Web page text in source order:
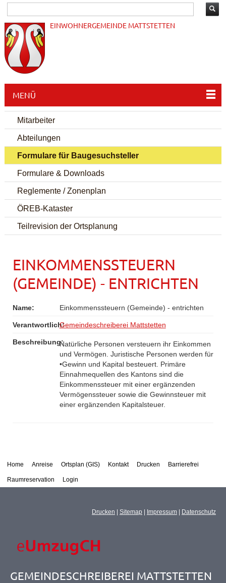
EINWOHNERGEMEINDE MATTSTETTEN
MENÜ
Mitarbeiter
Abteilungen
Formulare für Baugesuchsteller
Formulare & Downloads
Reglemente / Zonenplan
ÖREB-Kataster
Teilrevision der Ortsplanung
EINKOMMENSSTEUERN
(GEMEINDE) - ENTRICHTEN
Name: Einkommenssteuern (Gemeinde) - entrichten
Verantwortlich:Gemeindeschreiberei Mattstetten
Beschreibung:Natürliche Personen versteuern ihr Einkommen
und Vermögen. Juristische Personen werden für
•Gewinn und Kapital besteuert. Primäre
Einnahmequellen des Kantons sind die
Einkommenssteuer mit einer ergänzenden
Vermögenssteuer sowie die Gewinnsteuer mit
einer ergänzenden Kapitalsteuer.
Home Anreise Ortsplan (GIS) Kontakt Drucken Barrierefrei
Raumreservation Login
Drucken | Sitemap | Impressum | Datenschutz
GEMEINDESCHREIBEREI MATTSTETTEN